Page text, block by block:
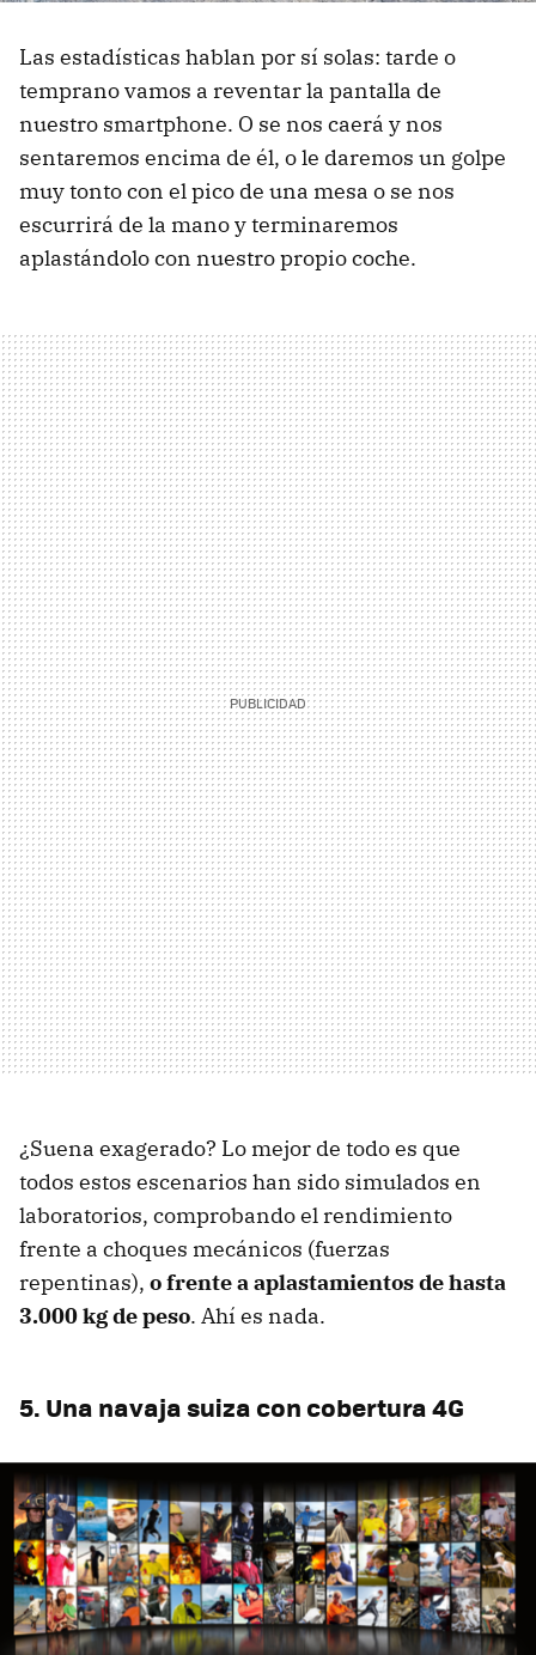
Las estadísticas hablan por sí solas: tarde o
temprano vamos a reventar la pantalla de
nuestro smartphone. O se nos caerá y nos
sentaremos encima de él, o le daremos un golpe
muy tonto con el pico de una mesa o se nos
escurrirá de la mano y terminaremos
aplastándolo con nuestro propio coche.
¿Suena exagerado? Lo mejor de todo es que
todos estos escenarios han sido simulados en
laboratorios, comprobando el rendimiento
frente a choques mecánicos (fuerzas
repentinas), o frente a aplastamientos de hasta
3.000 kg de peso. Ahí es nada.
5. Una navaja suiza con cobertura 4G